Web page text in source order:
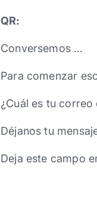
QR:
Conversemos …
Para comenzar
¿Cuál es tu
Déjanos tu
Deja este campo